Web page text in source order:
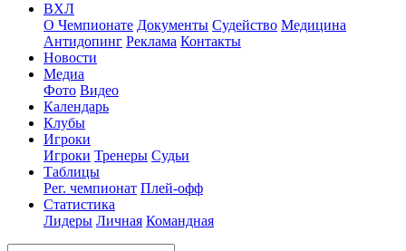
ВХЛ
О Чемпионате Документы Судейство Медицина
Антидопинг Реклама Контакты
Новости
Медиа
Фото Видео
Календарь
Клубы
Игроки
Игроки Тренеры Судьи
Таблицы
Рег. чемпионат Плей-офф
Статистика
Лидеры Личная Командная